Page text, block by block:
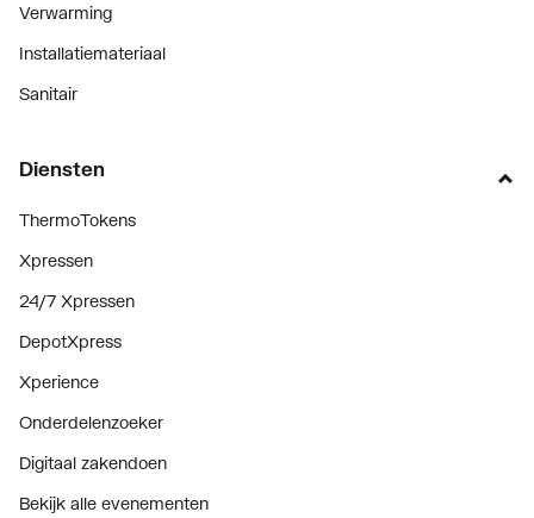
Verwarming
Installatiemateriaal
Sanitair
Diensten
ThermoTokens
Xpressen
24/7 Xpressen
DepotXpress
Xperience
Onderdelenzoeker
Digitaal zakendoen
Bekijk alle evenementen